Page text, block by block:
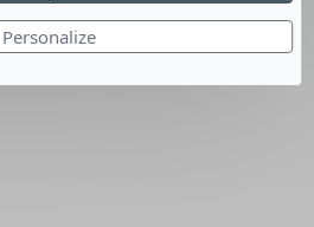
Personalize